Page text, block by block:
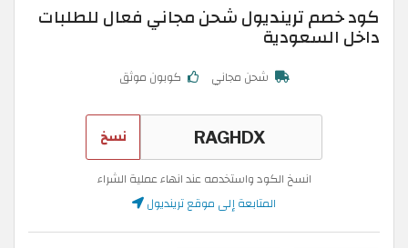
كود خصم ترينديول شحن مجاني فعال للطلبات
داخل السعودية
شحن مجاني كوبون موثق
نسخ
انسخ الكود واستخدمه عند انهاء عملية الشراء
المتابعة إلى موقع ترينديول